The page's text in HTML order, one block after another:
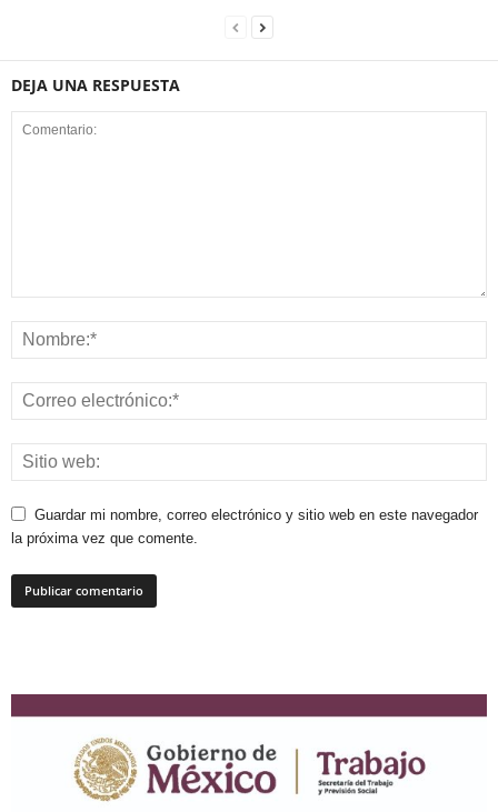
DEJA UNA RESPUESTA
Guardar mi nombre, correo electrónico y sitio web en este navegador
la próxima vez que comente.